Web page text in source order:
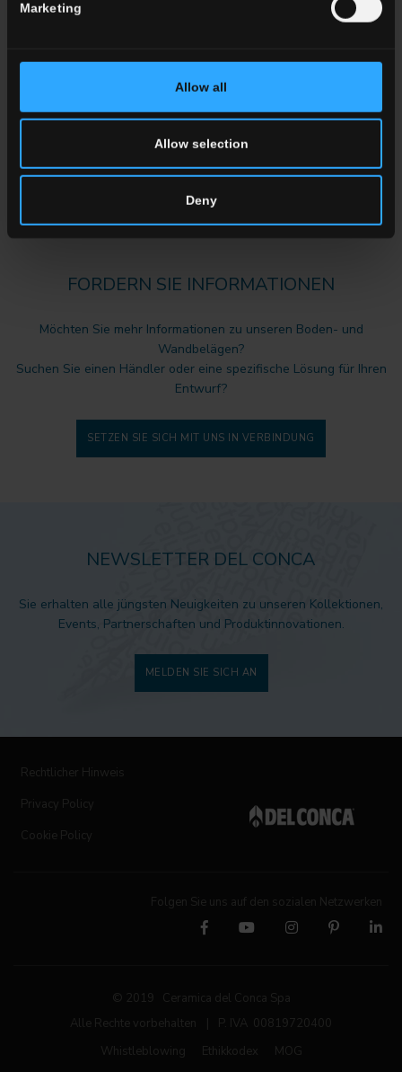
Marketing
Allow all
Allow selection
Deny
Marble Boutique: Die Eleganz
von Marmor trifft auf innovative
Oberflächen
Mehr dazu
FORDERN SIE INFORMATIONEN
Möchten Sie mehr Informationen zu unseren Boden- und
Wandbelägen?
Suchen Sie einen Händler oder eine spezifische Lösung für Ihren
Entwurf?
SETZEN SIE SICH MIT UNS IN VERBINDUNG
NEWSLETTER DEL CONCA
Sie erhalten alle jüngsten Neuigkeiten zu unseren Kollektionen,
Events, Partnerschaften und Produktinnovationen.
MELDEN SIE SICH AN
Rechtlicher Hinweis
Privacy Policy
Cookie Policy
Folgen Sie uns auf den sozialen Netzwerken
© 2019 Ceramica del Conca Spa
Alle Rechte vorbehalten
P. IVA 00819720400
Whistleblowing
Ethikkodex MOG